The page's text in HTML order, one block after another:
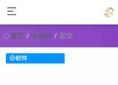
首页 / 🏐软件 / 正文
🏐软件